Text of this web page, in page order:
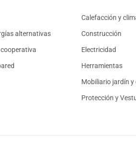
Calefacción y
alternativas Construcción
Electricidad
Herramientas
Mobiliario jardín y
Protección y